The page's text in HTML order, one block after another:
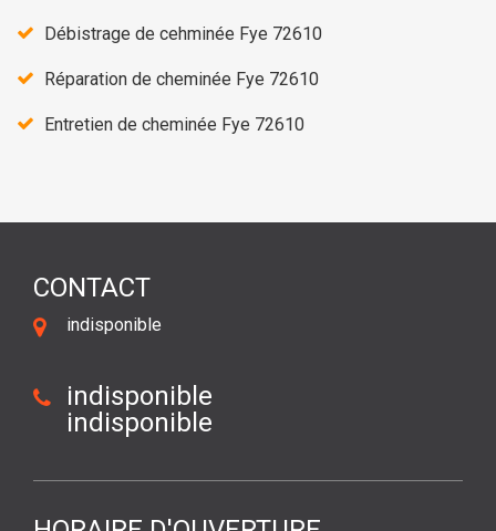
Débistrage de cehminée Fye 72610
Réparation de cheminée Fye 72610
Entretien de cheminée Fye 72610
CONTACT
indisponible
indisponible
indisponible